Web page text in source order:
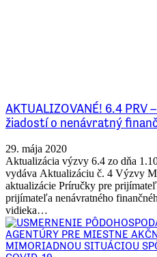
AKTUALIZOVANÉ! 6.4 PRV
žiadostí o nenávratný
29. mája 2020
Aktualizácia výzvy 6.4 zo dňa
vydáva Aktualizáciu č. 4 Výzvy
aktualizácie Príručky pre
prijímateľa nenávratného
vidieka…